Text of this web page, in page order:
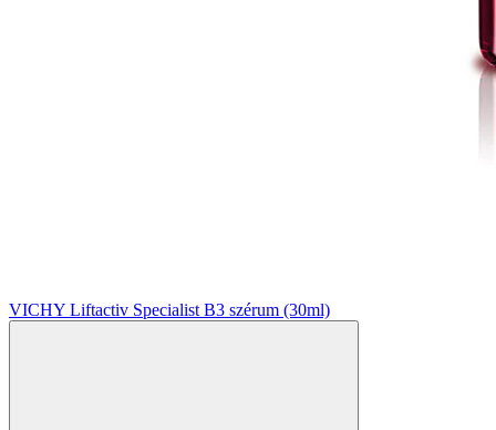
VICHY Liftactiv Specialist B3 szérum (30ml)